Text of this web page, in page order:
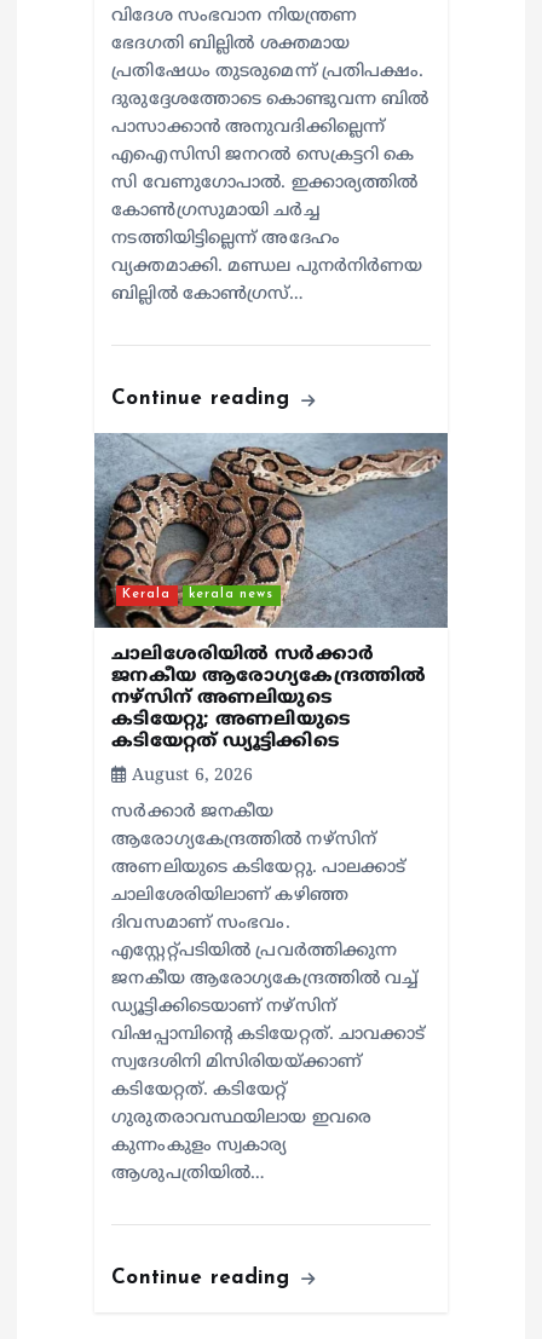
വിദേശ സംഭവാന നിയന്ത്രണ
ഭേദഗതി ബില്ലിൽ ശക്തമായ
പ്രതിഷേധം തുടരുമെന്ന് പ്രതിപക്ഷം.
ദുരുദ്ദേശത്തോടെ കൊണ്ടുവന്ന ബിൽ
പാസാക്കാൻ അനുവദിക്കില്ലെന്ന്
എഐസിസി ജനറൽ സെക്രട്ടറി കെ
സി വേണുഗോപാൽ. ഇക്കാര്യത്തിൽ
കോൺഗ്രസുമായി ചർച്ച
നടത്തിയിട്ടില്ലെന്ന് അദേഹം
വ്യക്തമാക്കി. മണ്ഡല പുനർനിർണയ
ബില്ലിൽ കോൺഗ്രസ്…
Continue reading
Kerala kerala news
ചാലിശേരിയില്‍ സര്‍ക്കാര്‍
ജനകീയ ആരോഗ്യകേന്ദ്രത്തില്‍
നഴ്സിന് അണലിയുടെ
കടിയേറ്റു; അണലിയുടെ
കടിയേറ്റത് ഡ്യൂട്ടിക്കിടെ
August 6, 2026
സര്‍ക്കാര്‍ ജനകീയ
ആരോഗ്യകേന്ദ്രത്തില്‍ നഴ്സിന്
അണലിയുടെ കടിയേറ്റു. പാലക്കാട്
ചാലിശേരിയിലാണ് കഴിഞ്ഞ
ദിവസമാണ് സംഭവം.
എസ്റ്റേറ്റ്പടിയില്‍ പ്രവര്‍ത്തിക്കുന്ന
ജനകീയ ആരോഗ്യകേന്ദ്രത്തില്‍ വച്ച്
ഡ്യൂട്ടിക്കിടെയാണ് നഴ്സിന്
വിഷപ്പാമ്പിന്റെ കടിയേറ്റത്. ചാവക്കാട്
സ്വദേശിനി മിസിരിയയ്ക്കാണ്
കടിയേറ്റത്. കടിയേറ്റ്
ഗുരുതരാവസ്ഥയിലായ ഇവരെ
കുന്നംകുളം സ്വകാര്യ
ആശുപത്രിയില്‍…
Continue reading